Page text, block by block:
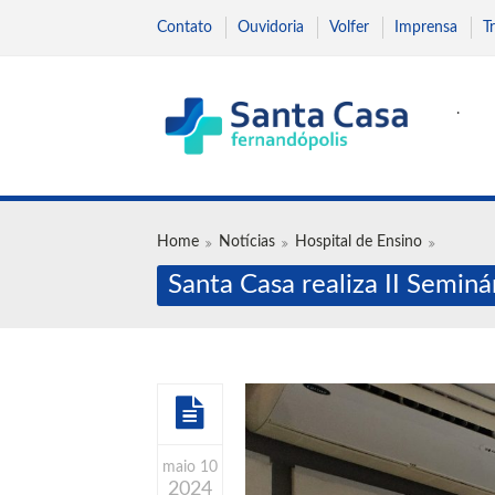
Contato Ouvidoria Volfer Imprensa
.
Home Notícias Hospital de Ensino
Santa Casa realiza II
maio 10
2024